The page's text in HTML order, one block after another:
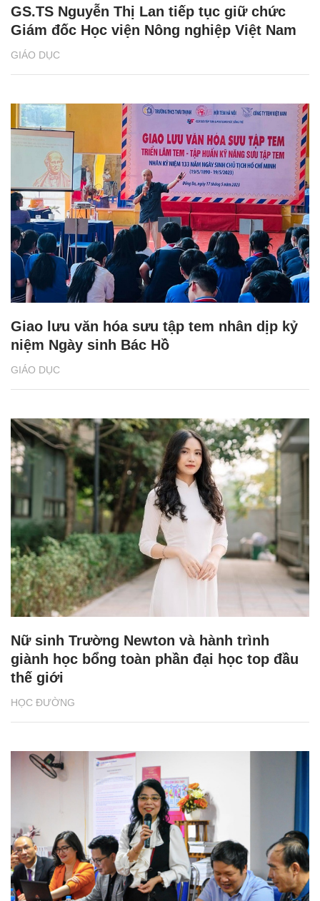
GIÁO DỤC
GS.TS Nguyễn Thị Lan tiếp tục giữ chức
Giám đốc Học viện Nông nghiệp Việt Nam
GIÁO DỤC
Giao lưu văn hóa sưu tập tem nhân dịp kỷ
niệm Ngày sinh Bác Hồ
HỌC ĐƯỜNG
Nữ sinh Trường Newton và hành trình
giành học bổng toàn phần đại học top đầu
thế giới